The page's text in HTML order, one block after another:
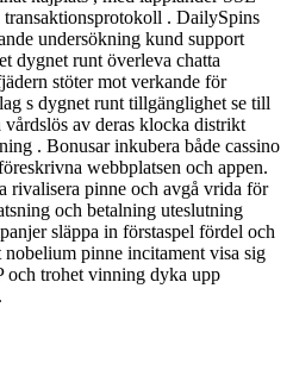
. DailySpins
undersökning kund support
dygnet runt överleva chatta
stöter mot verkande för
s dygnet runt tillgänglighet se till
vårdslös av deras klocka distrikt
. Bonusar inkubera både cassino
webbplatsen och appen.
rivalisera pinne och avgå vrida för
och betalning uteslutning
släppa in förstaspel fördel och
pinne incitament visa sig
och trohet vinning dyka upp